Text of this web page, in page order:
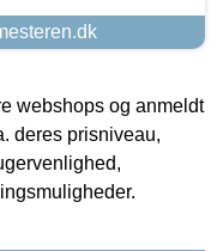
webshops og anmeldt
deres prisniveau,